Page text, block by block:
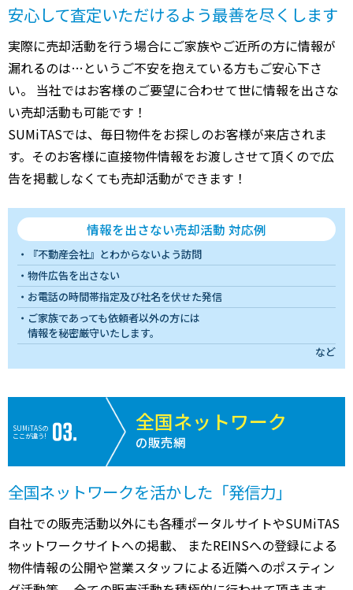
安心して査定いただけるよう最善を尽くします
実際に売却活動を行う場合にご家族やご近所の方に情報が
漏れるのは…というご不安を抱えている方もご安心下さ
い。 当社ではお客様のご要望に合わせて世に情報を出さな
い売却活動も可能です！
SUMiTASでは、毎日物件をお探しのお客様が来店されま
す。そのお客様に直接物件情報をお渡しさせて頂くので広
告を掲載しなくても売却活動ができます！
情報を出さない売却活動 対応例
『不動産会社』とわからないよう訪問
物件広告を出さない
お電話の時間帯指定及び社名を伏せた発信
ご家族であっても依頼者以外の方には
情報を秘密厳守いたします。
など
SUMiTASの
ここが違う!
全国ネットワーク
の販売網
全国ネットワークを活かした「発信力」
自社での販売活動以外にも各種ポータルサイトやSUMiTAS
ネットワークサイトへの掲載、 またREINSへの登録による
物件情報の公開や営業スタッフによる近隣へのポスティン